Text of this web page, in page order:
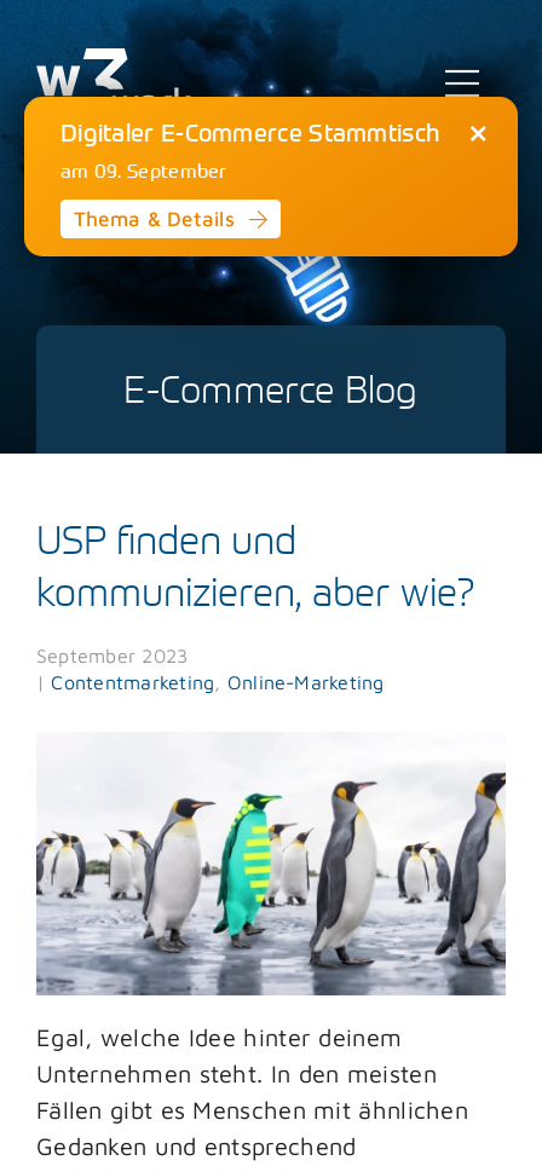
springen
E-Commerce
Online Marketing
Blog
Kontakt
E-Commerce Blog
USP finden und
kommunizieren, aber wie?
September 2023
|Contentmarketing, Online-Marketing
Egal, welche Idee hinter deinem
Unternehmen steht. In den meisten
Fällen gibt es Menschen mit ähnlichen
Gedanken und entsprechend
Digitaler E-Commerce Stammtisch
am 09. September
Thema & Details